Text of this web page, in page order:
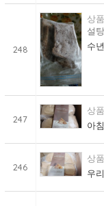
248
설
수
247
아
246
우